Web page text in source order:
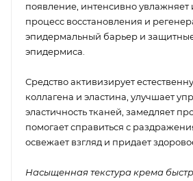
появление, интенсивно увлажняет
процесс восстановления и
эпидермальный барьер и
эпидермиса.
Средство активизирует
коллагена и эластина, улучшает
эластичность тканей, замедляет
помогает справиться с
освежает взгляд и придает
Насыщенная текстура крема